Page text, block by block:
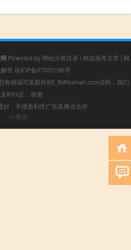
Powered by 网站分类目录 | 精选推荐文章 | 网
答 桂ICP备07000196号
有错误可发邮件到f_fb#foxmail.com说明，我们
时纠正，谢谢
好，不接盈利性广告及商业合作
小男孩